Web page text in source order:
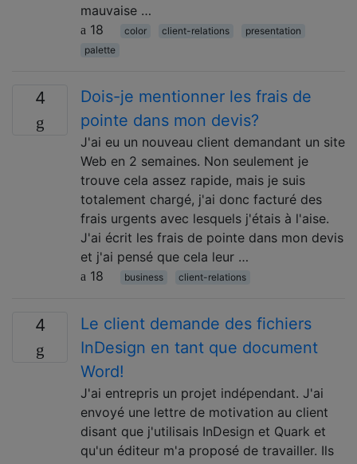
mauvaise …
18
color client-relations
presentation
palette
4
Dois-je mentionner les frais de
pointe dans mon devis?
J'ai eu un nouveau client demandant un site
Web en 2 semaines. Non seulement je
trouve cela assez rapide, mais je suis
totalement chargé, j'ai donc facturé des
frais urgents avec lesquels j'étais à l'aise.
J'ai écrit les frais de pointe dans mon devis
et j'ai pensé que cela leur …
18
business client-relations
4
Le client demande des fichiers
InDesign en tant que document
Word!
J'ai entrepris un projet indépendant. J'ai
envoyé une lettre de motivation au client
disant que j'utilisais InDesign et Quark et
qu'un éditeur m'a proposé de travailler. Ils